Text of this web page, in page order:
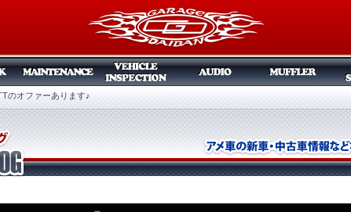
のオファーあります♪